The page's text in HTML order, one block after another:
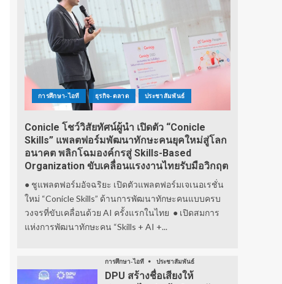
การศึกษา-ไอที ธุรกิจ-ตลาด ประชาสัมพันธ์
Conicle โชว์วิสัยทัศน์ผู้นำ เปิดตัว “Conicle
Skills” แพลตฟอร์มพัฒนาทักษะคนยุคใหม่สู่โลก
อนาคต พลิกโฉมองค์กรสู่ Skills-Based
Organization ขับเคลื่อนแรงงานไทยรับมือวิกฤต
● ชูแพลตฟอร์มอัจฉริยะ เปิดตัวแพลตฟอร์มเจเนอเรชั่น
ใหม่ “Conicle Skills” ด้านการพัฒนาทักษะคนแบบครบ
วงจรที่ขับเคลื่อนด้วย AI ครั้งแรกในไทย ● เปิดสมการ
แห่งการพัฒนาทักษะคน “Skills + AI +...
การศึกษา-ไอที ประชาสัมพันธ์
DPU สร้างชื่อเสียงให้